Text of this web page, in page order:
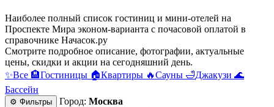
Наиболее полный список гостиниц и мини-отелей на
Проспекте Мира эконом-варианта c почасовой оплатой в
справочнике Начасок.ру
Смотрите подробное описание, фотографии, актуальные
цены, скидки и акции на сегодняшний день.
✨Все 🏨Гостиницы 🏠Квартиры 🔥Сауны 🛁Джакузи 🌊
Бассейн
⚙ Фильтры Город: Москва